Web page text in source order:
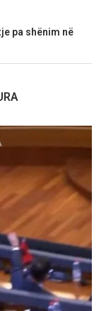
pa shënim në